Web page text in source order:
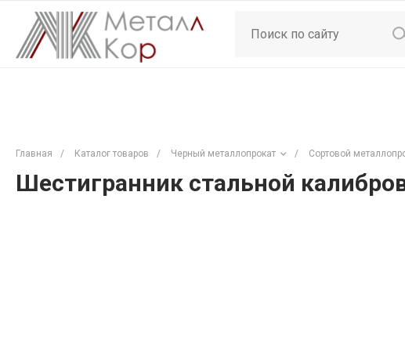
Главная / Каталог товаров / Черный металлопрокат / Сортовой
Шестигранник стальной